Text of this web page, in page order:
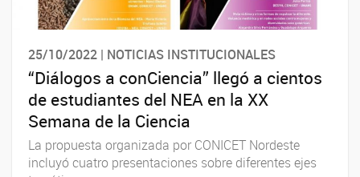
25/10/2022 | NOTICIAS INSTITUCIONALES
“Diálogos a conCiencia” llegó a cientos
de estudiantes del NEA en la XX
Semana de la Ciencia
La propuesta organizada por CONICET Nordeste
incluyó cuatro presentaciones sobre diferentes ejes